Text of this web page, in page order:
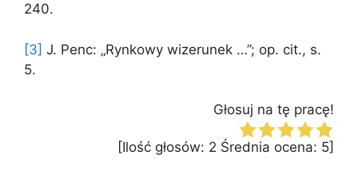
240.
[3] J. Penc: „Rynkowy wizerunek …”; op. cit., s.
5.
Głosuj na tę pracę!
[Ilość głosów: 2 Średnia ocena: 5]